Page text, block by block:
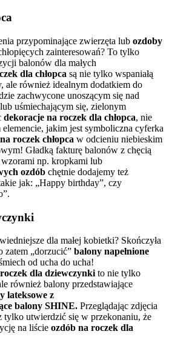
przypominające zwierzęta lub ozdoby
zainteresowań? To tylko
balonów dla małych
dla chłopca są nie tylko wspaniałą
ale również idealnym dodatkiem do
zachwycone unoszącym się nad
lub uśmiechającym się, zielonym
dekoracje na roczek dla chłopca, nie
jakim jest symboliczna cyferka
roczek chłopca w odcieniu niebieskim
Gładką fakturę balonów z chęcią
np. kropkami lub
ozdób chętnie dodajemy też
jak: „Happy birthday”, czy
dla małej kobietki? Skończyła
zatem „dorzucić” balony napełnione
od ucha do ucha!
dla dziewczynki to nie tylko
również balony przedstawiające
lateksowe z
balony SHINE. Przeglądając zdjęcia
tylko utwierdzić się w przekonaniu, że
na liście ozdób na roczek dla